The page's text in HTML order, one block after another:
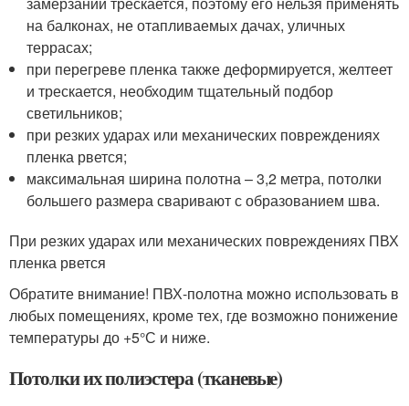
на балконах, не отапливаемых дачах, уличных
террасах;
при перегреве пленка также деформируется, желтеет
и трескается, необходим тщательный подбор
светильников;
при резких ударах или механических повреждениях
пленка рвется;
максимальная ширина полотна – 3,2 метра, потолки
большего размера сваривают с образованием шва.
При резких ударах или механических повреждениях ПВХ
пленка рвется
Обратите внимание! ПВХ-полотна можно использовать в
любых помещениях, кроме тех, где возможно понижение
температуры до +5°С и ниже.
Потолки их полиэстера (тканевые)